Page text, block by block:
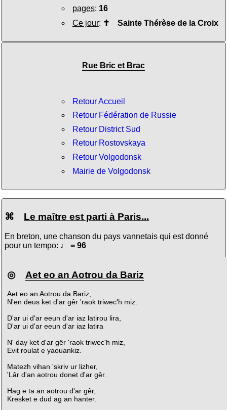
pages: 16
Ce jour: ✝ Sainte Thérèse de la Croix
Rue Bric et Brac
Retour Accueil
Retour Fédération de Russie
Retour District Sud
Retour Rostovskaya
Retour Volgodonsk
Mairie de Volgodonsk
⌘ Le maître est parti à Paris...
En breton, une chanson du pays vannetais qui est donné
pour un tempo: ♩ = 96
◎ Aet eo an Aotrou da Bariz
Aet eo an Aotrou da Bariz,
N'en deus ket d'ar gêr 'raok triwec'h miz.
D'ar ui d'ar eeun d'ar iaz latirou lira,
D'ar ui d'ar eeun d'ar iaz latira
N' day ket d'ar gêr 'raok triwec'h miz,
Evit roulat e yaouankiz.
Matezh vihan 'skriv ur lizher,
'Lâr d'an aotrou donet d'ar gêr.
Hag e ta an aotrou d'ar gêr,
Kresket e dud ag an hanter.